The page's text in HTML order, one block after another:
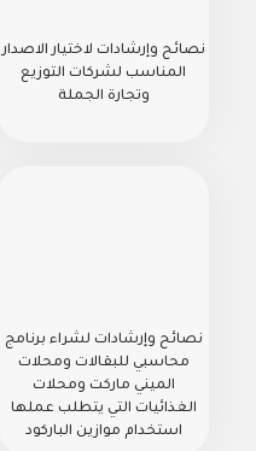
نصائح وإرشادات لاختيار الاصدار
المناسب لشركات التوزيع
وتجارة الجملة
نصائح وإرشادات لشراء برنامج
محاسبي للبقالات ومحلات
الميني ماركت ومحلات
الغذائيات التي يتطلب عملها
استخدام موازين الباركود